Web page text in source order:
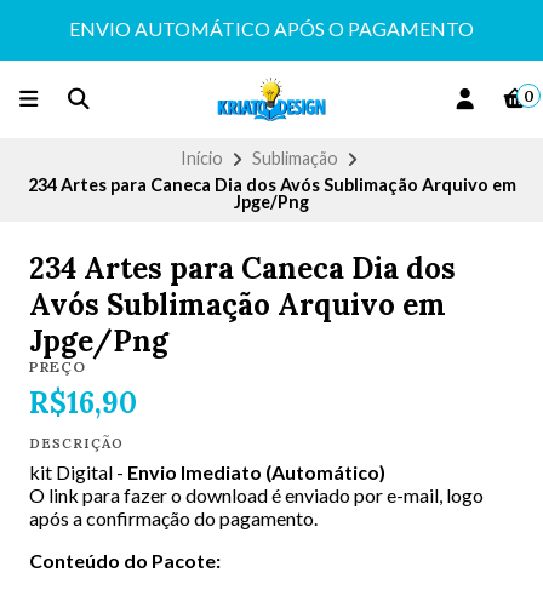
ENVIO AUTOMÁTICO APÓS O PAGAMENTO
0
Início
Sublimação
234 Artes para Caneca Dia dos Avós Sublimação Arquivo em
Jpge/Png
234 Artes para Caneca Dia dos
Avós Sublimação Arquivo em
Jpge/Png
PREÇO
R$16,90
DESCRIÇÃO
kit Digital - Envio Imediato (Automático)
O link para fazer o download é enviado por e-mail, logo
após a confirmação do pagamento.
Conteúdo do Pacote: